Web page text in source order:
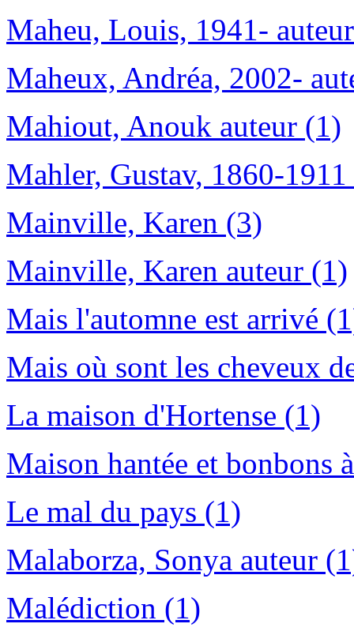
Maheu, Louis, 1941-
Maheux, Andréa, 2002-
Mahiout, Anouk auteur (1)
Mahler, Gustav, 1860-
Mainville, Karen (3)
Mainville, Karen auteur (1)
Mais l'automne est arrivé
Mais où sont les cheveux
La maison d'Hortense (1)
Maison hantée et bonbons
Le mal du pays (1)
Malaborza, Sonya auteur
Malédiction (1)